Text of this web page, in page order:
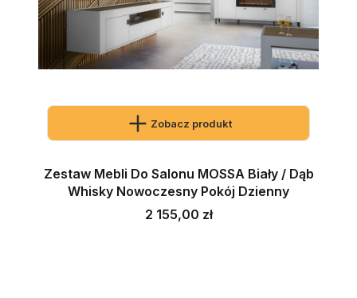
Zobacz produkt
Zestaw Mebli Do Salonu MOSSA Biały / Dąb
Whisky Nowoczesny Pokój Dzienny
Cena
2 155,00 zł